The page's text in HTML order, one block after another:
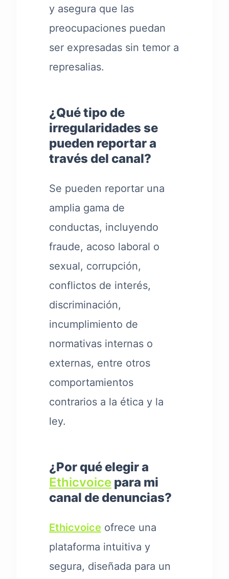
y asegura que las
preocupaciones puedan
ser expresadas sin temor a
represalias.
¿Qué tipo de
irregularidades se
pueden reportar a
través del canal?
Se pueden reportar una
amplia gama de
conductas, incluyendo
fraude, acoso laboral o
sexual, corrupción,
conflictos de interés,
discriminación,
incumplimiento de
normativas internas o
externas, entre otros
comportamientos
contrarios a la ética y la
ley.
¿Por qué elegir a
Ethicvoice para mi
canal de denuncias?
Ethicvoice ofrece una
plataforma intuitiva y
segura, diseñada para un